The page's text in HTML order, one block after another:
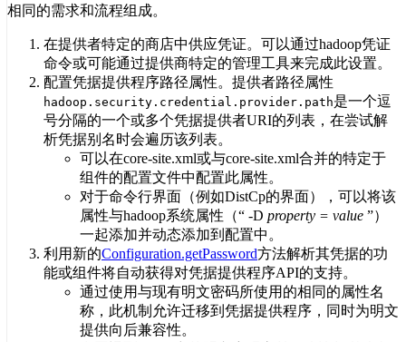
相同的需求和流程组成。
在提供者特定的商店中供应凭证。可以通过hadoop凭证
命令或可能通过提供商特定的管理工具来完成此设置。
配置凭据提供程序路径属性。提供者路径属性
hadoop.security.credential.provider.path是一个逗
号分隔的一个或多个凭据提供者URI的列表，在尝试解
析凭据别名时会遍历该列表。
可以在core-site.xml或与core-site.xml合并的特定于
组件的配置文件中配置此属性。
对于命令行界面（例如DistCp的界面），可以将该
属性与hadoop系统属性（“ -D property = value ”）
一起添加并动态添加到配置中。
利用新的Configuration.getPassword方法解析其凭据的功
能或组件将自动获得对凭据提供程序API的支持。
通过使用与现有明文密码所使用的相同的属性名
称，此机制允许迁移到凭据提供程序，同时为明文
提供向后兼容性。